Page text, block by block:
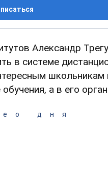
Александр
в системе
школьникам
а в его
дня